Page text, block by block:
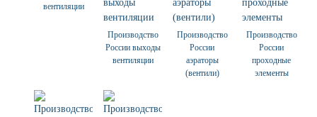
вентиляции
Производство
России выходы
вентиляции
Производство
России
аэраторы
(вентили)
Производство
России
проходные
элементы